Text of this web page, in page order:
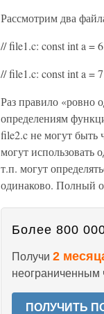
Рассмотрим два
// file1.c: const int a =
// file1.c: const int a =
Раз правило «ровно
определениям
file2.c не могут быть
могут использовать
т.п. могут
одинаково. Полный
Более 800
Получи 2
неограниченным
ПОЛУЧИТЬ